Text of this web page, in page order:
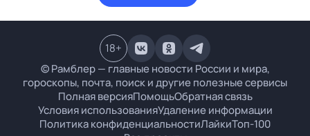
© Рамблер — главные новости России и мира,
гороскопы, почта, поиск и другие полезные сервисы
Полная версияПомощьОбратная связь
Условия использованияУдаление информации
Политика конфиденциальностиЛайкиТоп-100
18+